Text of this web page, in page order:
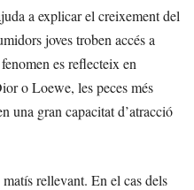
a explicar el creixement del
joves troben accés a
es reflecteix en
o Loewe, les peces més
una gran capacitat d’atracció
rellevant. En el cas dels